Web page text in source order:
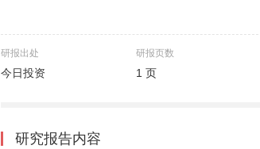
研报出处
今日投资
研报页数
1 页
研究报告内容